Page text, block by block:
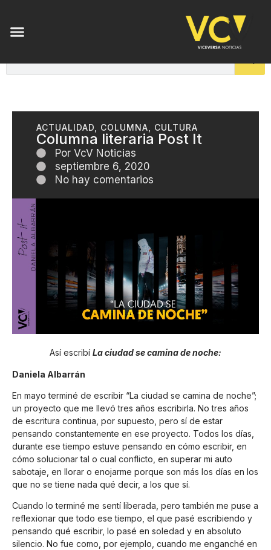
ACTUALIDAD COLUMNA CULTURA
Columna literaria Post It
Por VcV Noticias
septiembre 6, 2020
No hay comentarios
Así escribí La ciudad se camina de noche:
Daniela Albarrán
En mayo terminé de escribir “La ciudad se camina de noche”;
un proyecto que me llevó tres años escribirla. No tres años
de escritura continua, por supuesto, pero sí de estar
pensando constantemente en ese proyecto. Todos los días,
durante ese tiempo estuve pensando en cómo escribir, en
cómo solucionar tal o cual conflicto, en superar mi auto
sabotaje, en llorar o enojarme porque son más los días en los
que no se tiene nada qué decir, a los que sí.
Cuando lo terminé me sentí liberada, pero también me puse a
reflexionar que todo ese tiempo, el que pasé escribiendo y
pensando qué escribir, lo pasé en soledad y en absoluto
silencio. No fue como, por ejemplo, cuando me enganché en